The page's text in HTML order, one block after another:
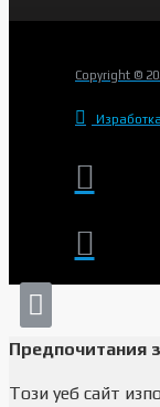
Copyright ©
Предпочитания
Този уеб сайт